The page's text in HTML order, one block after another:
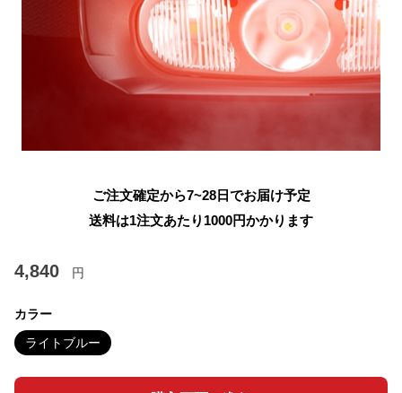
ご注文確定から7~28日でお届け予定
送料は1注文あたり 1000円かかります
4,840 円
カラー
ライトブルー